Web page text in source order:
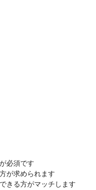
必須です
が求められます
きる方がマッチします